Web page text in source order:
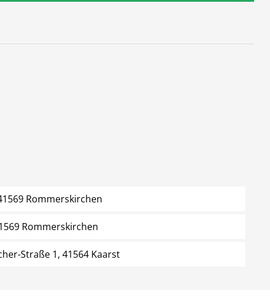
Rommerskirchen
Rommerskirchen
Straße 1, 41564 Kaarst